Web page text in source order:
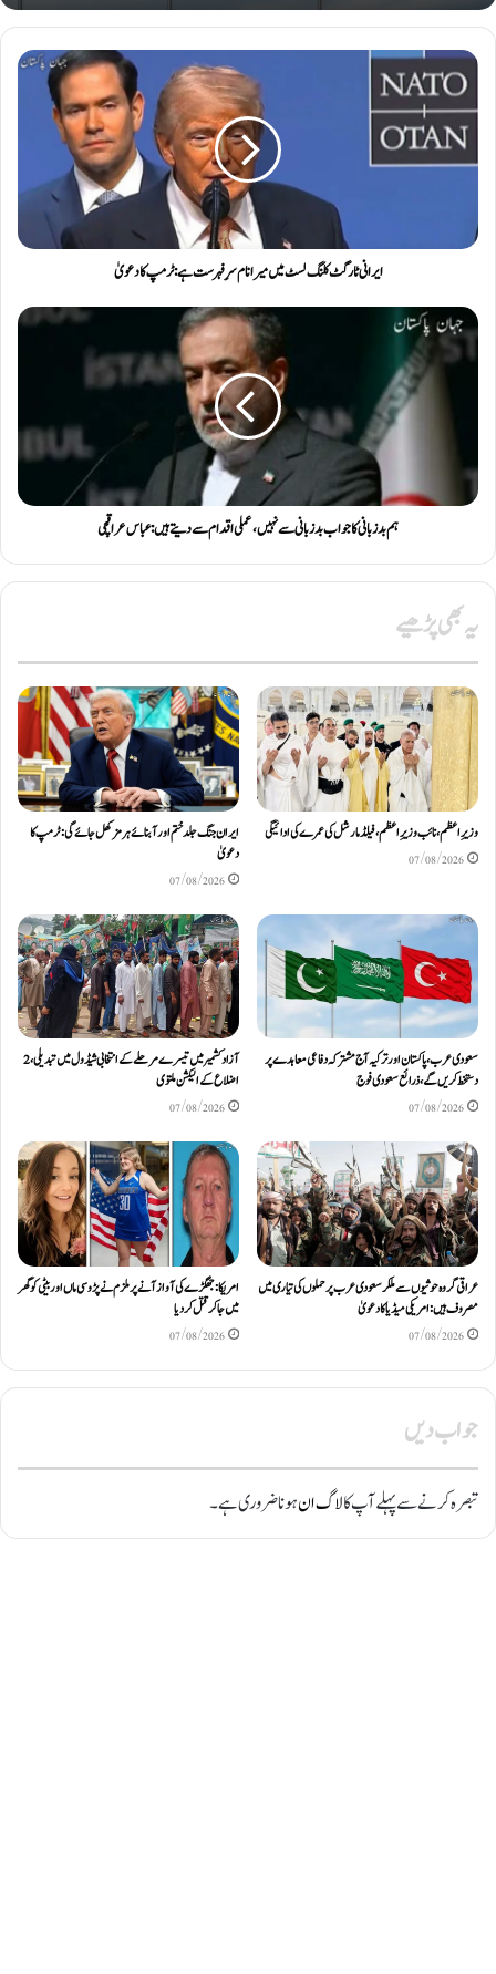
ایرانی ٹارگٹ کلنگ لسٹ میں میرا نام سرِ فہرست ہے: ٹرمپ کا دعویٰ
ہم بد زبانی کا جواب بد زبانی سے نہیں، عملی اقدام سے دیتے ہیں: عباس عراقچی
یہ بھی پڑھیے
وزیرِاعظم، نائب وزیرِ اعظم، فیلڈ مارشل کی عمرے کی ادائیگی
07/08/2026
ایران جنگ جلد ختم اور آبنائے ہرمز کھل جائے گی: ٹرمپ کا
دعویٰ
07/08/2026
سعودی عرب، پاکستان اور ترکیہ آج مشترکہ دفاعی معاہدے پر
دستخط کریں گے، ذرائع سعودی فوج
07/08/2026
آزادکشمیر میں تیسرے مرحلے کے انتخابی شیڈول میں تبدیلی، 2
اضلاع کے الیکشن ملتوی
07/08/2026
عراقی گروہ حوثیوں سے ملکر سعودی عرب پر حملوں کی تیاری میں
مصروف ہیں: امریکی میڈیا کا دعویٰ
07/08/2026
امریکا: جھگڑے کی آواز آنے پر ملزم نے پڑوسی ماں اور بیٹی کو گھر
میں جا کر قتل کر دیا
07/08/2026
جواب دیں
تبصرہ کرنے سے پہلے آپ کالاگ انہونا ضروری ہے۔